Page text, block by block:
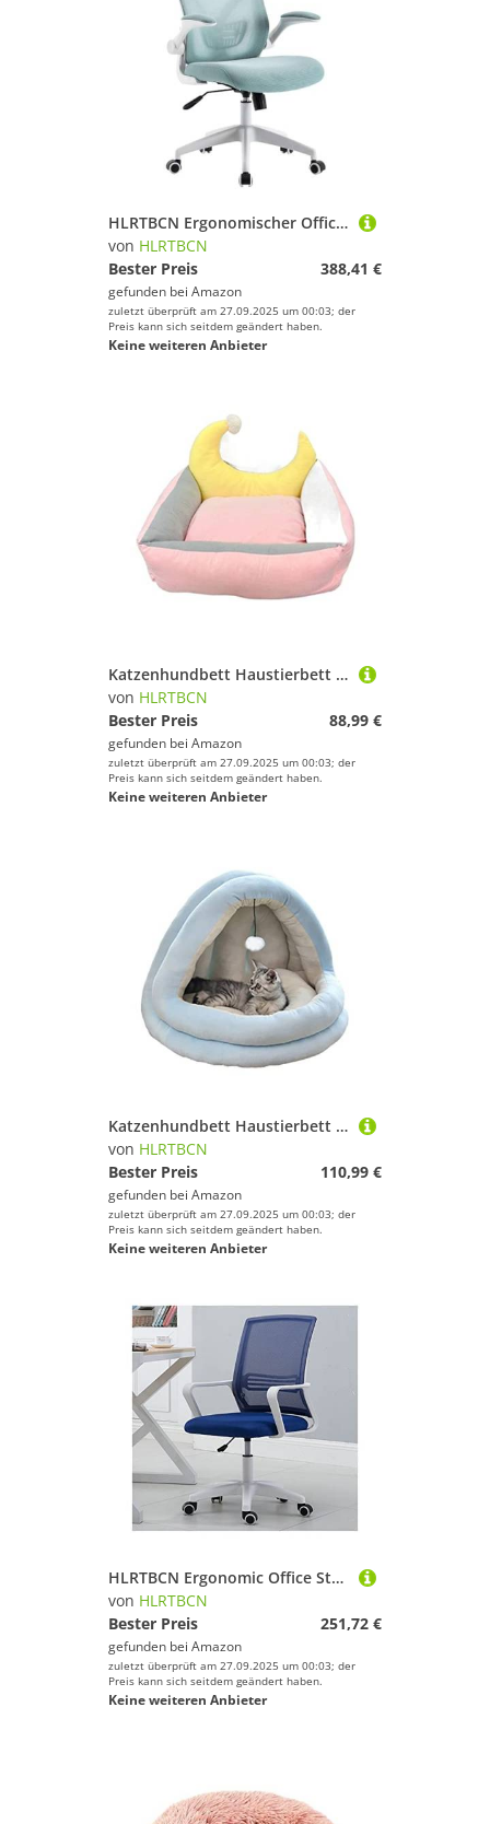
HLRTBCN Ergonomischer Office-Stuhl mit mittlerer Rückenreversible Armlehne atmungsaktives Netz drehbarer Computerhöhe Einstellbare Aufgabe bequem (blau) Aqiong
von HLRTBCN
Bester Preis
388,41 €
gefunden bei Amazon
zuletzt überprüft am 27.09.2025 um 00:03; der
Preis kann sich seitdem geändert haben.
Keine weiteren Anbieter
Katzenhundbett Haustierbett Zwinger Katzen Bettwäsche Haustiermatte Hundebett Wasserresistente & waschbare Hundemattratze für Haushalts Haustiere Welpen weiche Hundebett-Welpensofa (Blau:
von HLRTBCN
Bester Preis
88,99 €
gefunden bei Amazon
zuletzt überprüft am 27.09.2025 um 00:03; der
Preis kann sich seitdem geändert haben.
Keine weiteren Anbieter
Katzenhundbett Haustierbett Zwinger weicher Samt Katze Iglu -Bett, Katzenbett Katzenhöhle Haustierbett für Katzen/Kätzchen/kleine Hunde, bequemes Katzensofa mit abnehmbarem Hundebett Welpe Sofa
von HLRTBCN
Bester Preis
110,99 €
gefunden bei Amazon
zuletzt überprüft am 27.09.2025 um 00:03; der
Preis kann sich seitdem geändert haben.
Keine weiteren Anbieter
HLRTBCN Ergonomic Office Stuhl Home Office Home Office Schwenkstuhl mit einstellbarem Armen Mesh Rücken und gepolsterter Sitz 360 ° Drehaufgabestuhl für Computertisch Aqiong
von HLRTBCN
Bester Preis
251,72 €
gefunden bei Amazon
zuletzt überprüft am 27.09.2025 um 00:03; der
Preis kann sich seitdem geändert haben.
Keine weiteren Anbieter